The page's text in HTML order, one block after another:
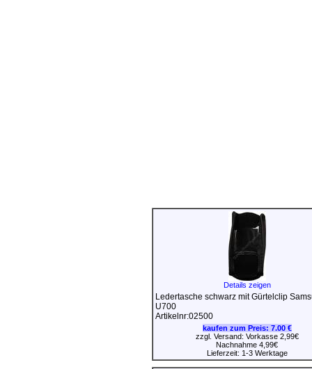
Details zeigen
Ledertasche schwarz mit Gürtelclip
U700
Artikelnr:02500
kaufen zum Preis: 7.00 €
zzgl. Versand: Vorkasse 2,99€
Nachnahme 4,99€
Lieferzeit: 1-3 Werktage